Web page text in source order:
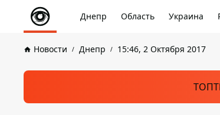
Днепр Область Украина
Новости Днепр 15:46, 2 Октября 2017